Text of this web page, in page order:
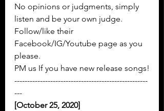
No opinions or judgments, simply
listen and be your own judge.
Follow/like their
Facebook/IG/Youtube page as you
please.
PM us If you have new release songs!
----------------------------------------------------
---
[October 25, 2020]